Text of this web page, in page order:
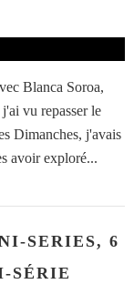
Blanca Soroa,
vu repasser le
Dimanches, j'avais
avoir exploré...
SERIES, 6
SÉRIE